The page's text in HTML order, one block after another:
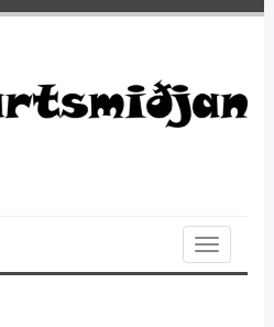
Toggle
navigation